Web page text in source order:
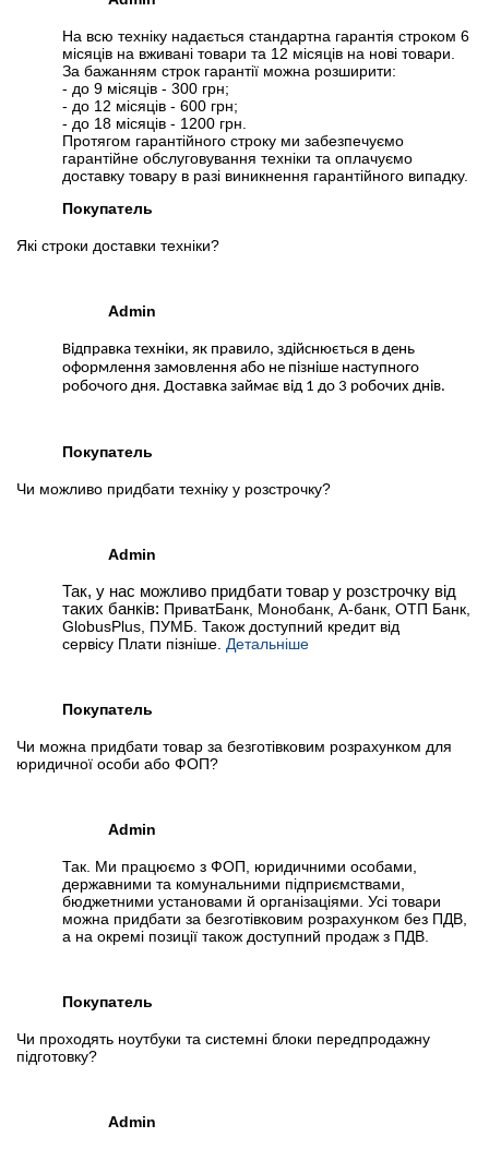
На всю техніку надається стандартна гарантія строком 6
місяців на вживані товари та 12 місяців на нові товари.
За бажанням строк гарантії можна розширити:
- до 9 місяців - 300 грн;
- до 12 місяців - 600 грн;
- до 18 місяців - 1200 грн.
Протягом гарантійного строку ми забезпечуємо
гарантійне обслуговування техніки та оплачуємо
доставку товару в разі виникнення гарантійного випадку.
Покупатель
Які строки доставки техніки?
Admin
Відправка техніки, як правило, здійснюється в день
оформлення замовлення або не пізніше наступного
робочого дня. Доставка займає від 1 до 3 робочих днів.
Покупатель
Чи можливо придбати техніку у розстрочку?
Admin
Так, у нас можливо придбати товар у розстрочку від
таких банків: ПриватБанк, Монобанк, А-банк, ОТП Банк,
GlobusPlus, ПУМБ. Також доступний кредит від
сервісу Плати пізніше. Детальніше
Покупатель
Чи можна придбати товар за безготівковим розрахунком для
юридичної особи або ФОП?
Admin
Так. Ми працюємо з ФОП, юридичними особами,
державними та комунальними підприємствами,
бюджетними установами й організаціями. Усі товари
можна придбати за безготівковим розрахунком без ПДВ,
а на окремі позиції також доступний продаж з ПДВ.
Покупатель
Чи проходять ноутбуки та системні блоки передпродажну
підготовку?
Admin